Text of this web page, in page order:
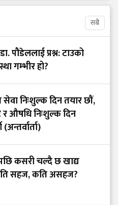
सबै
पौडेललाई प्रश्न: टाउको
गम्भीर हो?
निःशुल्क दिन तयार छौं,
र औषधि निःशुल्क दिन
कसरी चल्दै छ खाद्य
सहज, कति असहज?